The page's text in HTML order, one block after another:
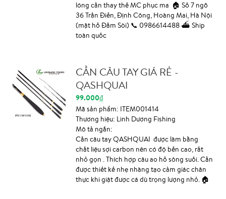
giá 2300k 9m. Giá 2800k Số 7 ngõ 36 Trần
Điền, Định Công, Hoàng Mai, Hà Nội (mặt
hồ Đầm Sòi) 0986614488 Ship toàn quốc
lóng cần thay thế MC phục ma 🏠 Số 7 ngõ
36 Trần Điền, Định Công, Hoàng Mai, Hà Nội
(mặt hồ Đầm Sòi) 📞 0986614488 ⛴ Ship
toàn quốc
CẦN CÂU TAY GIÁ RẺ -
QASHQUAI
99.000₫
Mã sản phẩm: ITEM001414
Thương hiệu: Linh Dương Fishing
Mô tả ngắn:
Cần câu tay QASHQUAI được làm bằng
chất liệu sợi carbon nên có độ bền cao, rất
nhỏ gọn . Thích hợp câu ao hồ sông suối. Cần
được thiết kế nhẹ nhàng tạo cảm giác chân
thực khi giật được cá dù trọng lượng nhỏ. 🏠